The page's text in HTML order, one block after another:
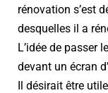
rénovation s’est
desquelles il a
L’idée de passer
devant un écran
Il désirait être